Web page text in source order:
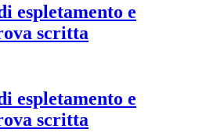
espletamento e
scritta
espletamento e
scritta